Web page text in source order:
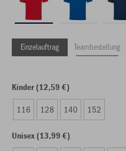
Einzelauftrag Teambestellung
Kinder (12,59 €)
116 128 140 152
Unisex (13,99 €)